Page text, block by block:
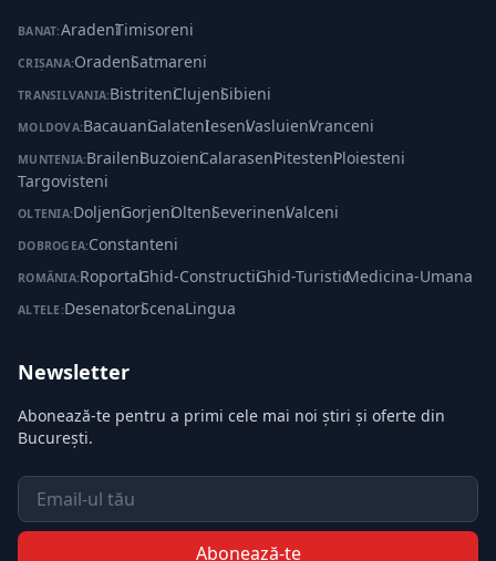
BANAT:Aradeni·Timisoreni
CRIȘANA:Oradeni·Satmareni
TRANSILVANIA:Bistriteni·Clujeni·Sibieni
MOLDOVA:Bacauani·Galateni·Ieseni·Vasluieni·Vranceni
MUNTENIA:Braileni·Buzoieni·Calaraseni·Pitesteni·Ploiesteni·
Targovisteni
OLTENIA:Doljeni·Gorjeni·Olteni·Severineni·Valceni
DOBROGEA:Constanteni
ROMÂNIA:Roportal·Ghid-Constructii·Ghid-Turistic·Medicina-Umana
ALTELE:Desenatori·ScenaLingua
Newsletter
Abonează-te pentru a primi cele mai noi știri și oferte din
București.
Email
Abonează-te